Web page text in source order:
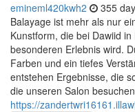
emineml420kwh2 355
Balayage ist mehr als nur
Kunstform, die bei Dawiid
besonderen Erlebnis wird.
Farben und ein tiefes
entstehen Ergebnisse, die
die unseren Salon
https://